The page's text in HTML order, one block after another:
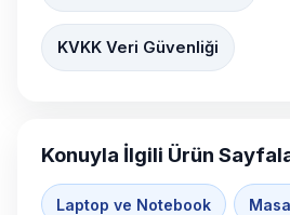
KVKK Veri Güvenliği
Konuyla İlgili Ürün
Laptop ve Notebook